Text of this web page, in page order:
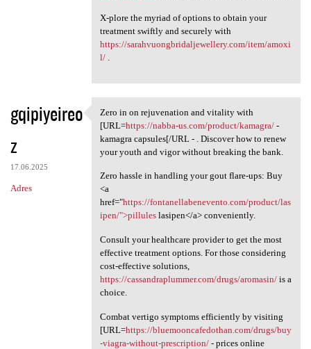
X-plore the myriad of options to obtain your
treatment swiftly and securely with
https://sarahvuongbridaljewellery.com/item/amoxi
l/.
gqipiyeireo
z
17.06.2025
Adres
Zero in on rejuvenation and
Zero in on rejuvenation and vitality with
[URL=https://nabba-us.com/product/kamagra/-
kamagra capsules[/URL - . Discover how to renew
your youth and vigor without breaking the bank.
Zero hassle in handling your gout flare-ups: Buy
<a
href="https://fontanellabenevento.com/product/las
ipen/">pilluleslasipen</a> conveniently.
Consult your healthcare provider to get the most
effective treatment options. For those considering
cost-effective solutions,
https://cassandraplummer.com/drugs/aromasin/is a
choice.
Combat vertigo symptoms efficiently by visiting
[URL=https://bluemooncafedothan.com/drugs/buy
-viagra-without-prescription/- prices online